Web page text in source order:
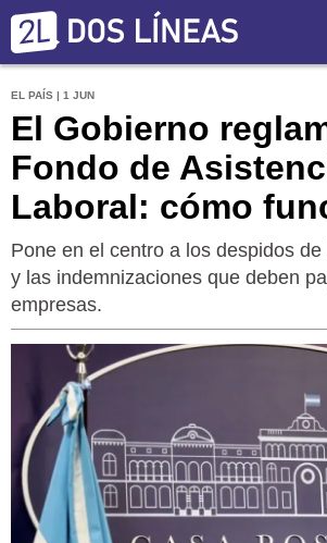
EL PAÍS | 1 JUN
El Gobierno
Fondo de
Laboral: cómo
Pone en el centro a los despidos
y las indemnizaciones que deben
empresas.